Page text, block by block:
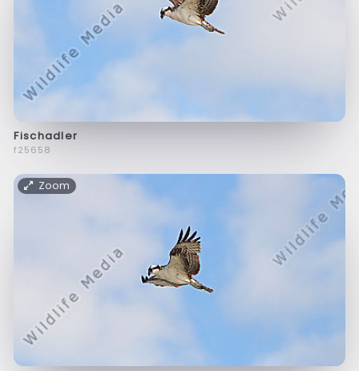
Fischadler
f25658
Zoom